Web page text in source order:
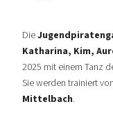
Die
Katharina, Kim,
2025 mit einem Tanz
Sie werden trainiert von
Mittelbach.